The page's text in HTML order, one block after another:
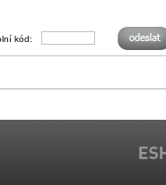
kód: